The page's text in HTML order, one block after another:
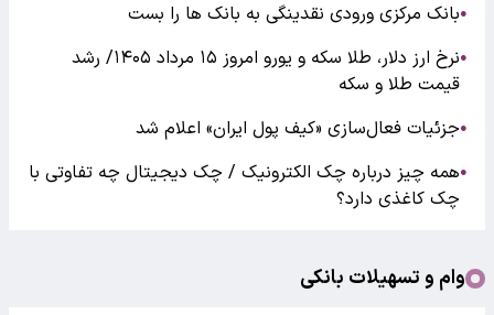
●بانک مرکزی ورودی نقدینگی به بانک ها را بست
●
نرخ ارز دلار، طلا سکه و یورو امروز ۱۵ مرداد ۱۴۰۵/ رشد
قیمت طلا و سکه
●جزئیات فعال‌سازی «کیف پول ایران» اعلام شد
●همه چیز درباره چک الکترونیک / چک دیجیتال چه تفاوتی با
چک کاغذی دارد؟
وام و تسهیلات بانکی